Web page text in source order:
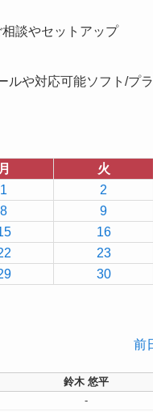
談やセットアップ
ルや対応可能ソフト/プ
月 火
1
2
8 9
16
23
30
前
鈴木 悠平
-